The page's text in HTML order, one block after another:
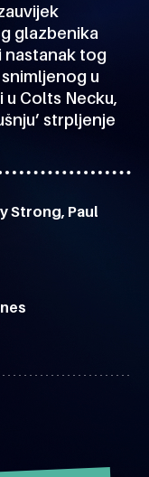
glazbenika
nastanak tog
u
Colts Necku,
strpljenje
Strong, Paul